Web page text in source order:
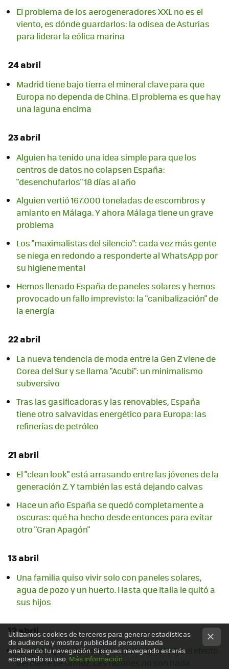
El problema de los aerogeneradores XXL no es el
viento, es dónde guardarlos: la odisea de Asturias
para liderar la eólica marina
24 abril
Madrid tiene bajo tierra el mineral clave para que
Europa no dependa de China. El problema es que hay
una laguna encima
23 abril
Alguien ha tenido una idea simple para que los
centros de datos no colapsen España:
"desenchufarlos" 18 días al año
Alguien vertió 167.000 toneladas de escombros y
amianto en Málaga. Y ahora Málaga tiene un grave
problema
Los "maximalistas del silencio": cada vez más gente
se niega en redondo a responderte al WhatsApp por
su higiene mental
Hemos llenado España de paneles solares y hemos
provocado un fallo imprevisto: la "canibalización" de
la energía
22 abril
La nueva tendencia de moda entre la Gen Z viene de
Corea del Sur y se llama "Acubi": un minimalismo
subversivo
Tras las gasificadoras y las renovables, España
tiene otro salvavidas energético para Europa: las
refinerías de petróleo
21 abril
El "clean look" está arrasando entre las jóvenes de la
generación Z. Y también las está dejando calvas
Hace un año España se quedó completamente a
oscuras: qué ha hecho desde entonces para evitar
otro "Gran Apagón"
13 abril
Una familia quiso vivir solo con paneles solares,
agua de pozo y un huerto. Hasta que Italia le quitó a
sus hijos
12 abril
Es cierto que aún no hemos notado al 100% el efecto
del cierre de Ormuz. Las razones no son nada
Utilizamos cookies de terceros para generar estadísticas
de audiencia y mostrar publicidad personalizada
analizando tu navegación. Si sigues navegando estarás
aceptando su uso.Más información